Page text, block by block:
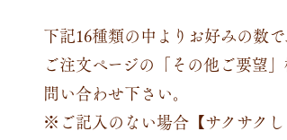
下記16種類の中よりお好みの数
ご注文ページの「その他ご要望
問い合わせ下さい。
※ご記入のない場合【サクサク